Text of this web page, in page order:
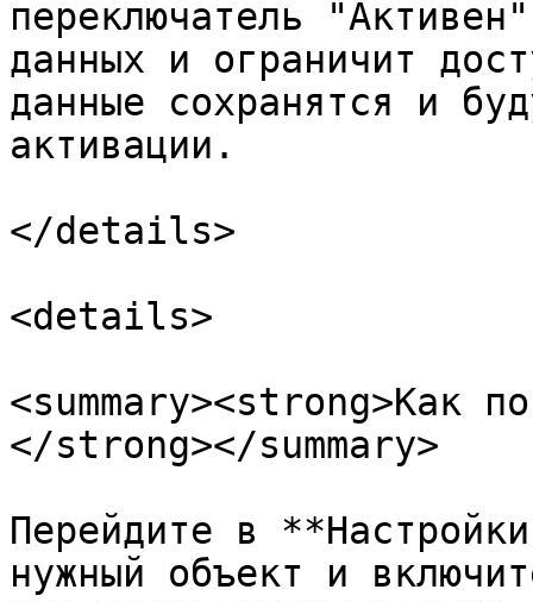
переключатель
данных и ограничит
данные сохранятся и
активации.
</details>
<details>
<summary><strong>Как
</strong></summary>
Перейдите в
нужный объект и